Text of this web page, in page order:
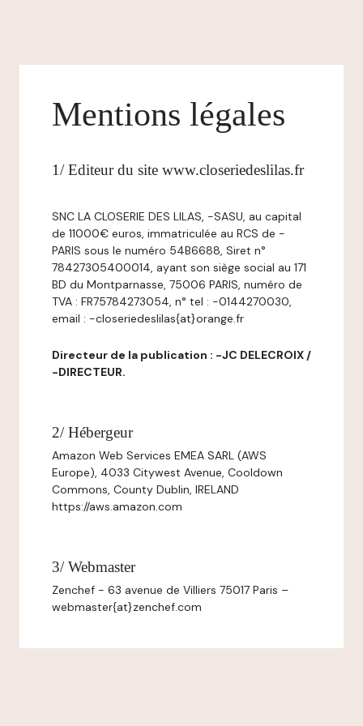
Mentions légales
1/ Editeur du site www.closeriedeslilas.fr
SNC LA CLOSERIE DES LILAS, -SASU, au capital
de 11000€ euros, immatriculée au RCS de -
PARIS sous le numéro 54B6688, Siret n°
78427305400014, ayant son siège social au 171
BD du Montparnasse, 75006 PARIS, numéro de
TVA : FR75784273054, n° tel : -0144270030,
email : -closeriedeslilas{at}orange.fr
Directeur de la publication : -JC DELECROIX /
-DIRECTEUR.
2/ Hébergeur
Amazon Web Services EMEA SARL (AWS
Europe), 4033 Citywest Avenue, Cooldown
Commons, County Dublin, IRELAND
https://aws.amazon.com
3/ Webmaster
Zenchef - 63 avenue de Villiers 75017 Paris –
webmaster{at}zenchef.com